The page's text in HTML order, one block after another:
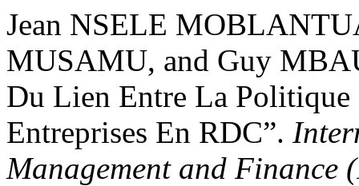
Jean NSELE
MUSAMU, and Guy
Du Lien Entre La Politique
Entreprises En RDC”.
Management and Finance